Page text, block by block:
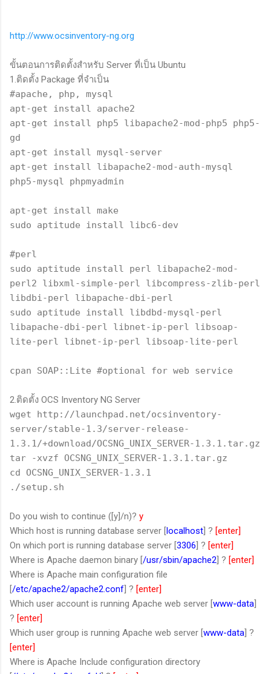
http://www.ocsinventory-ng.org
ขั้นตอนการติดตั้งสำหรับ Server ที่เป็น Ubuntu
1.ติดตั้ง Package ที่จำเป็น
#apache, php, mysql
apt-get install apache2
apt-get install php5 libapache2-mod-php5 php5-
gd
apt-get install mysql-server
apt-get install libapache2-mod-auth-mysql
php5-mysql phpmyadmin
apt-get install make
sudo aptitude install libc6-dev
#perl
sudo aptitude install perl libapache2-mod-
perl2 libxml-simple-perl libcompress-zlib-perl
libdbi-perl libapache-dbi-perl
sudo aptitude install libdbd-mysql-perl
libapache-dbi-perl libnet-ip-perl libsoap-
lite-perl libnet-ip-perl libsoap-lite-perl
cpan SOAP::Lite #optional for web service
2.ติดตั้ง OCS Inventory NG Server
wget http://launchpad.net/ocsinventory-
server/stable-1.3/server-release-
1.3.1/+download/OCSNG_UNIX_SERVER-1.3.1.tar.gz
tar -xvzf OCSNG_UNIX_SERVER-1.3.1.tar.gz
cd OCSNG_UNIX_SERVER-1.3.1
./setup.sh
Do you wish to continue ([y]/n)? y
Which host is running database server [localhost] ? [enter]
On which port is running database server [3306] ? [enter]
Where is Apache daemon binary [/usr/sbin/apache2] ? [enter]
Where is Apache main configuration file
[/etc/apache2/apache2.conf] ? [enter]
Which user account is running Apache web server [www-data]
? [enter]
Which user group is running Apache web server [www-data] ?
[enter]
Where is Apache Include configuration directory